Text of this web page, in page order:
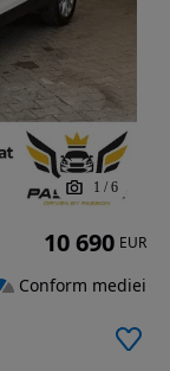
1 / 6
10 690 EUR
Conform mediei